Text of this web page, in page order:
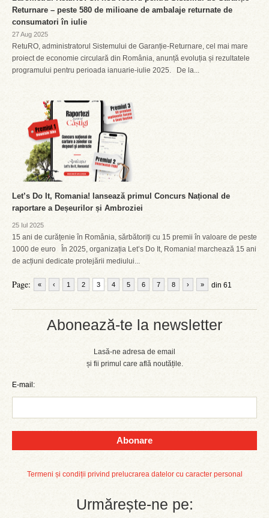
Abonează-te la newsletter
Lasă-ne adresa de email
și fii primul care află noutățile.
E-mail:
Abonare
Termeni și condiții privind prelucrarea datelor cu caracter personal
Urmărește-ne pe:
Returnare – peste 580 de milioane de ambalaje returnate de
consumatori în iulie
27 Aug 2025
RetuRO, administratorul Sistemului de Garanție-Returnare, cel mai mare
proiect de economie circulară din România, anunță evoluția și rezultatele
programului pentru perioada ianuarie-iulie 2025. De la...
Let’s Do It, Romania! lansează primul Concurs Național de
raportare a Deșeurilor și Ambroziei
25 Iul 2025
15 ani de curățenie în România, sărbătoriți cu 15 premii în valoare de peste
1000 de euro În 2025, organizația Let’s Do It, Romania! marchează 15 ani
de acțiuni dedicate protejării mediului...
Page: « ‹ 1 2 3 4 5 6 7 8 din 61
› »